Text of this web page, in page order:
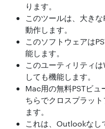
ります。
このツールは、大き
動作します。
このソフトウェアは
能します。
このユーティリティ
しても機能します。
Mac用の無料PSTビュ
ちらでクロスプラッ
ます。
これは、Outlookなし